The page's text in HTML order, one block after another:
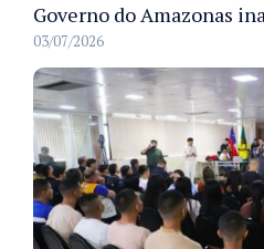
03/07/2026